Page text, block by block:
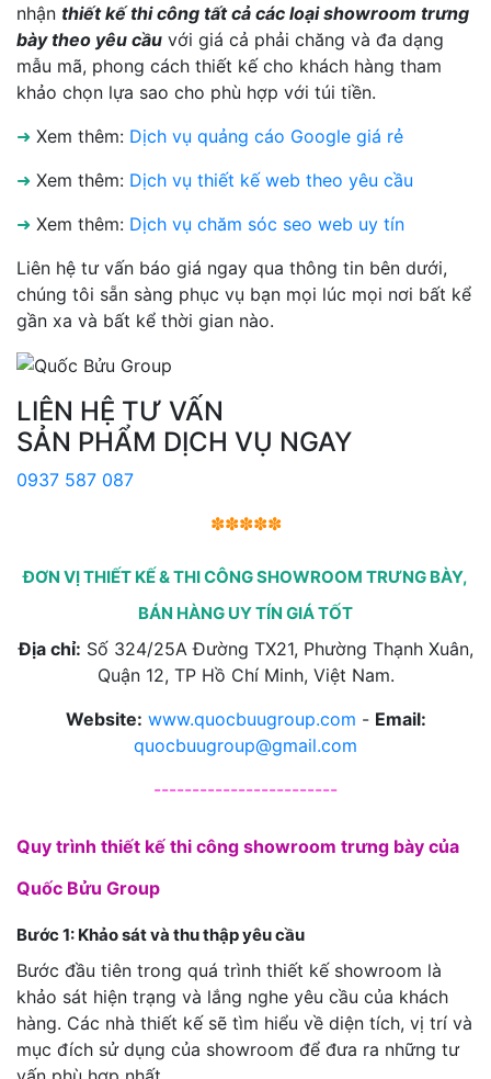
nhận thiết kế thi công tất cả các loại showroom trưng
bày theo yêu cầu với giá cả phải chăng và đa dạng
mẫu mã, phong cách thiết kế cho khách hàng tham
khảo chọn lựa sao cho phù hợp với túi tiền.
➜ Xem thêm: Dịch vụ quảng cáo Google giá rẻ
➜ Xem thêm: Dịch vụ thiết kế web theo yêu cầu
➜ Xem thêm: Dịch vụ chăm sóc seo web uy tín
Liên hệ tư vấn báo giá ngay qua thông tin bên dưới,
chúng tôi sẵn sàng phục vụ bạn mọi lúc mọi nơi bất kể
gần xa và bất kể thời gian nào.
LIÊN HỆ TƯ VẤN
SẢN PHẨM DỊCH VỤ NGAY
0937 587 087
✽✽✽✽✽
ĐƠN VỊ THIẾT KẾ & THI CÔNG SHOWROOM TRƯNG BÀY,
BÁN HÀNG UY TÍN GIÁ TỐT
Địa chỉ: Số 324/25A Đường TX21, Phường Thạnh Xuân,
Quận 12, TP Hồ Chí Minh, Việt Nam.
Website: www.quocbuugroup.com - Email:
quocbuugroup@gmail.com
------------------------
Quy trình thiết kế thi công showroom trưng bày của
Quốc Bửu Group
Bước 1: Khảo sát và thu thập yêu cầu
Bước đầu tiên trong quá trình thiết kế showroom là
khảo sát hiện trạng và lắng nghe yêu cầu của khách
hàng. Các nhà thiết kế sẽ tìm hiểu về diện tích, vị trí và
mục đích sử dụng của showroom để đưa ra những tư